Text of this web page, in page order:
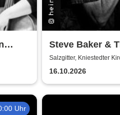
Steve Baker &
Salzgitter, Kniestedter
16.10.2026
Uhr